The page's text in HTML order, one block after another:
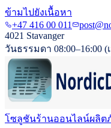
ข้ามไปยังเนื้อหา
+47 416 00 011
4021 Stavanger
วันธรรมดา 08:00–16:00 (
โซลูชันร้านออนไลน์ผลิต